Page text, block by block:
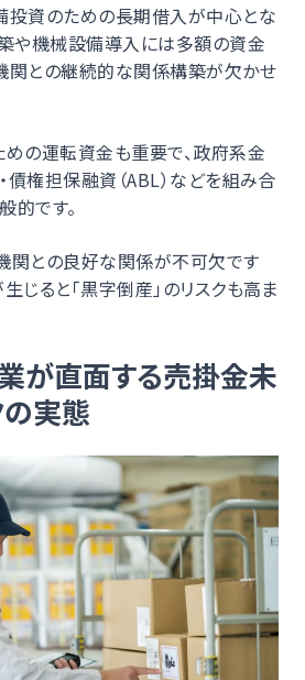
投資のための長期借入が中心とな
築や機械設備導入には多額の資金
関との継続的な関係構築が欠かせ
めの運転資金も重要で、政府系金
権担保融資（ABL）などを組み合
的です。
関との良好な関係が不可欠です
じると「黒字倒産」のリスクも高ま
が直面する売掛金未
実態